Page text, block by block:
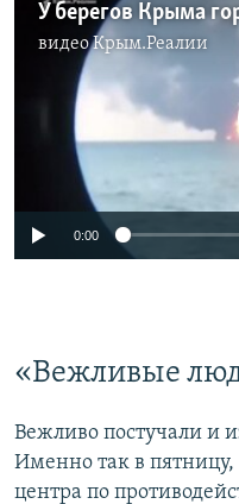
видеоКрым.Реалии
No media
0:00
«Вежливые
Вежливо постучали и
Именно так в пятницу,
центра по